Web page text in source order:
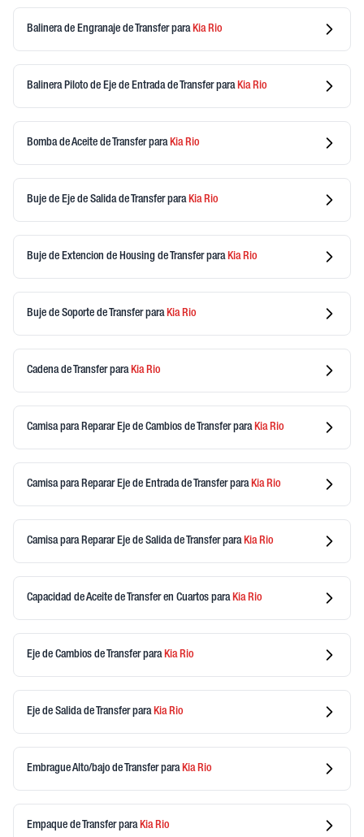
Balinera de Engranaje de Transferpara KiaRio
Balinera Piloto de Eje de Entrada de Transferpara KiaRio
Bomba de Aceite de Transferpara KiaRio
Buje de Eje de Salida de Transferpara KiaRio
Buje de Extencion de Housing de Transferpara KiaRio
Buje de Soporte de Transferpara KiaRio
Cadena de Transferpara KiaRio
Camisa para Reparar Eje de Cambios de Transferpara KiaRio
Camisa para Reparar Eje de Entrada de Transferpara KiaRio
Camisa para Reparar Eje de Salida de Transferpara KiaRio
Capacidad de Aceite de Transfer en Cuartos para KiaRio
Eje de Cambios de Transferpara KiaRio
Eje de Salida de Transferpara KiaRio
Embrague Alto/bajo de Transferpara KiaRio
Empaque de Transferpara KiaRio